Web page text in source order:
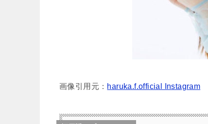
画像引用元： haruka.f.official Instagram